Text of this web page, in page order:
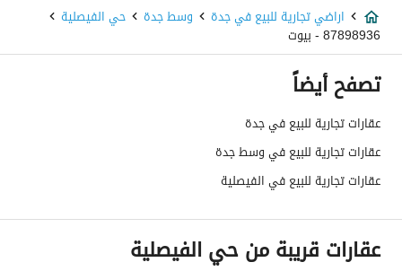
عرض الشارع
35
رقم المخطط
-
رقم صك الملكية
واجهة العقار
حدود واطوال العقار
-
الضمانات والمدة
-
قنوات الاعلان
منصة مرخصة ،لوحة اعلانية ،منصات
اراضي تجارية للبيع في جدة وسط جدة حي الفيصلية
87898936 - بيوت
تصفح أيضاً
عقارات تجارية للبيع في جدة
عقارات تجارية للبيع في وسط جدة
عقارات تجارية للبيع في الفيصلية
عقارات قريبة من حي الفيصلية